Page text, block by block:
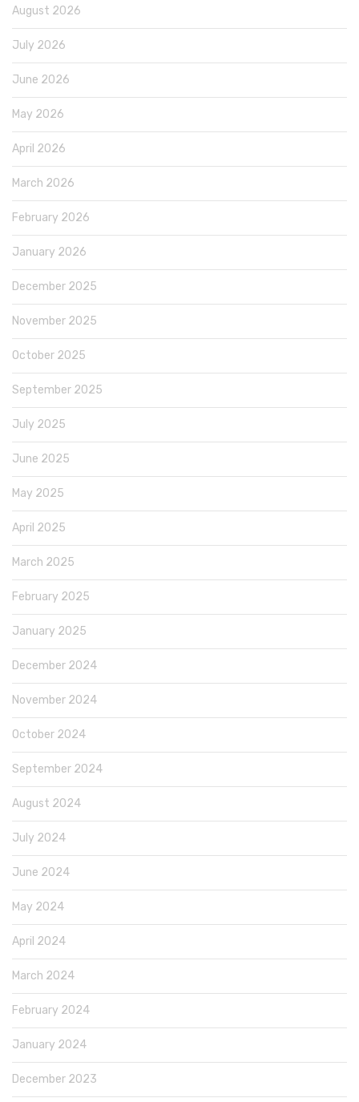
August 2026
July 2026
June 2026
May 2026
April 2026
March 2026
February 2026
January 2026
December 2025
November 2025
October 2025
September 2025
July 2025
June 2025
May 2025
April 2025
March 2025
February 2025
January 2025
December 2024
November 2024
October 2024
September 2024
August 2024
July 2024
June 2024
May 2024
April 2024
March 2024
February 2024
January 2024
December 2023